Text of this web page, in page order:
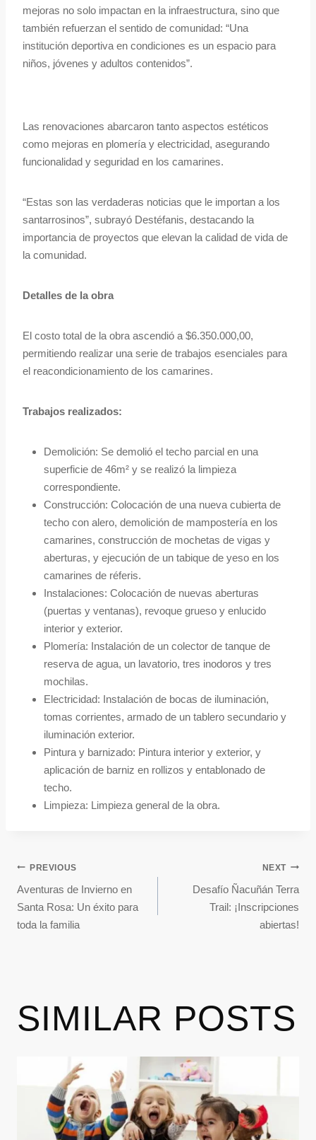
mejoras no solo impactan en la infraestructura, sino que
también refuerzan el sentido de comunidad: “Una
institución deportiva en condiciones es un espacio para
niños, jóvenes y adultos contenidos”.
Las renovaciones abarcaron tanto aspectos estéticos
como mejoras en plomería y electricidad, asegurando
funcionalidad y seguridad en los camarines.
“Estas son las verdaderas noticias que le importan a los
santarrosinos”, subrayó Destéfanis, destacando la
importancia de proyectos que elevan la calidad de vida de
la comunidad.
Detalles de la obra
El costo total de la obra ascendió a $6.350.000,00,
permitiendo realizar una serie de trabajos esenciales para
el reacondicionamiento de los camarines.
Trabajos realizados:
Demolición: Se demolió el techo parcial en una
superficie de 46m² y se realizó la limpieza
correspondiente.
Construcción: Colocación de una nueva cubierta de
techo con alero, demolición de mampostería en los
camarines, construcción de mochetas de vigas y
aberturas, y ejecución de un tabique de yeso en los
camarines de réferis.
Instalaciones: Colocación de nuevas aberturas
(puertas y ventanas), revoque grueso y enlucido
interior y exterior.
Plomería: Instalación de un colector de tanque de
reserva de agua, un lavatorio, tres inodoros y tres
mochilas.
Electricidad: Instalación de bocas de iluminación,
tomas corrientes, armado de un tablero secundario y
iluminación exterior.
Pintura y barnizado: Pintura interior y exterior, y
aplicación de barniz en rollizos y entablonado de
techo.
Limpieza: Limpieza general de la obra.
PREVIOUS
Aventuras de Invierno en
Santa Rosa: Un éxito para
toda la familia
NEXT
Desafío Ñacuñán Terra
Trail: ¡Inscripciones
abiertas!
SIMILAR POSTS